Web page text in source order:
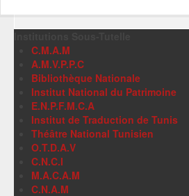
C.M.A.M
A.M.V.P.P.C
Bibliothèque Nationale
Institut National du Patrimoine
E.N.P.F.M.C.A
Institut de Traduction de Tunis
Théâtre National Tunisien
O.T.D.A.V
C.N.C.I
M.A.C.A.M
C.N.A.M